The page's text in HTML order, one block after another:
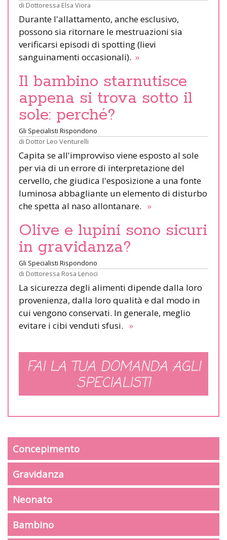
di Dottoressa Elsa Viora
Durante l'allattamento, anche esclusivo,
possono sia ritornare le mestruazioni sia
verificarsi episodi di spotting (lievi
sanguinamenti occasionali). »
Il bambino starnutisce
appena si trova sotto il
sole: perché?
Gli Specialisti Rispondono
di Dottor Leo Venturelli
Capita se all'improvviso viene esposto al sole
per via di un errore di interpretazione del
cervello, che giudica l'esposizione a una fonte
luminosa abbagliante un elemento di disturbo
che spetta al naso allontanare. »
Olive e lupini sono sicuri
in gravidanza?
Gli Specialisti Rispondono
di Dottoressa Rosa Lenoci
La sicurezza degli alimenti dipende dalla loro
provenienza, dalla loro qualità e dal modo in
cui vengono conservati. In generale, meglio
evitare i cibi venduti sfusi. »
FAI LA TUA DOMANDA AGLI
SPECIALISTI
Concepimento
Gravidanza
Neonato
Bambino